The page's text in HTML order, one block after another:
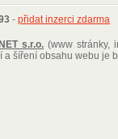
- přidat inzerci zdarma
s.r.o. (www stránky,
a šíření obsahu webu je